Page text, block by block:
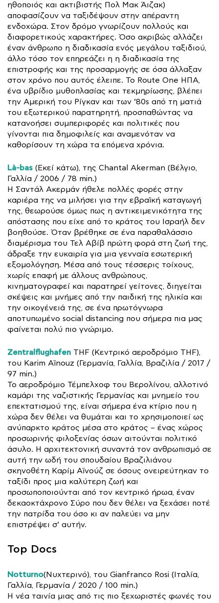
ηθοποιός και ακτιβιστής Πολ Μακ Άιζακ)
αποφασίζουν να ταξιδέψουν στην απέραντη
ενδοχώρα. Στον δρόμο γνωρίζουν πολλούς και
διαφορετικούς χαρακτήρες. Όσο ακριβώς αλλάζει
έναν άνθρωπο η διαδικασία ενός μεγάλου ταξιδιού,
άλλο τόσο τον επηρεάζει η η διαδικασία της
επιστροφής και της προσαρμογής σε όσα άλλαξαν
στον χρόνο που αυτός έλειπε. Το Route One ΗΠΑ,
ένα υβρίδιο μυθοπλασίας και τεκμηρίωσης, βλέπει
την Αμερική του Ρίγκαν και των ’80s από τη ματιά
του εξωτερικού παρατηρητή, προσπαθώντας να
κατανοήσει συμπεριφορές και πολιτικές που
γίνονται πια δημοφιλείς και αναμενόταν να
καθορίσουν τη χώρα τα επόμενα χρόνια.
Là-bas (Εκεί κάτω), της Chantal Akerman (Βέλγιο,
Γαλλία / 2006 / 78 min.)
Η Σαντάλ Ακερμάν ήθελε πολλές φορές στην
καριέρα της να μιλήσει για την εβραϊκή καταγωγή
της, θεωρούσε όμως πως η αντικειμενικότητα της
απόστασης που είχε από το κράτος του Ισραήλ δεν
βοηθούσε. Όταν βρέθηκε σε ένα παραθαλάσσιο
διαμέρισμα του Τελ Αβίβ πρώτη φορά στη ζωή της,
άδραξε την ευκαιρία για μια γενναία εσωτερική
εξομολόγηση. Μέσα από τους τέσσερις τοίχους,
χωρίς επαφή με άλλους ανθρώπους,
κινηματογραφεί και παρατηρεί γείτονες, διηγείται
σκέψεις και μνήμες από την παιδική της ηλικία και
την οικογένειά της, σε ένα πρωτόγνωρα
αποτυπωμένο social distancing που σήμερα πια μας
φαίνεται πολύ πιο γνώριμο.
Zentralflughafen THF (Κεντρικό αεροδρόμιο THF),
του Karim Aïnouz (Γερμανία, Γαλλία, Βραζιλία / 2017 /
97 min.)
Το αεροδρόμιο Τέμπελχοφ του Βερολίνου, αλλοτινό
καμάρι της ναζιστικής Γερμανίας και μνημείο του
επεκτατισμού της, είναι σήμερα ένα κτίριο που η
χώρα δεν θέλει να θυμάται και το χρησιμοποιεί ως
ανύπαρκτο κράτος μέσα στο κράτος – ένας χώρος
προσωρινής φιλοξενίας όσων αιτούνται πολιτικό
άσυλο. Η αρχιτεκτονική συναντά τον ανθρωπισμό σε
αυτή την ωδή του σπουδαίου Βραζιλιάνου
σκηνοθέτη Καρίμ Αϊνούζ σε όσους ονειρεύτηκαν το
ταξίδι προς μια καλύτερη ζωή και
προσωποποιούνται από τον κεντρικό ήρωα, έναν
δεκαοκτάχρονο Σύρο που δεν θέλει να ξεχάσει ποτέ
την πατρίδα του όσο κι αν παλεύει να μην
επιστρέψει σ’ αυτήν.
Top Docs
Notturno(Νυχτερινό), του Gianfranco Rosi (Ιταλία,
Γαλλία, Γερμανία / 2020 / 100 min.)
Η νέα ταινία μιας από τις πιο ξεχωριστές φωνές του